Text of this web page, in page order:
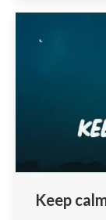
Keep